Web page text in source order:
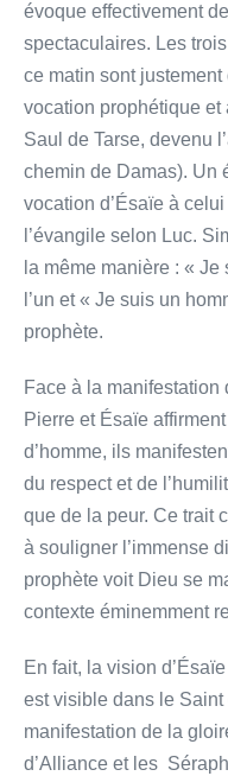
évoque effectivement
spectaculaires. Les
ce matin sont justement
vocation prophétique
Saul de Tarse, devenu
chemin de Damas). Un
vocation d’Ésaïe à
l’évangile selon Luc.
la même manière : «
l’un et « Je suis un
prophète.
Face à la
Pierre et Ésaïe
d’homme, ils
du respect et de
que de la peur. Ce trait
à souligner l’immense
prophète voit Dieu se
contexte éminemment
En fait, la vision
est visible dans le
manifestation de la
d’Alliance et les